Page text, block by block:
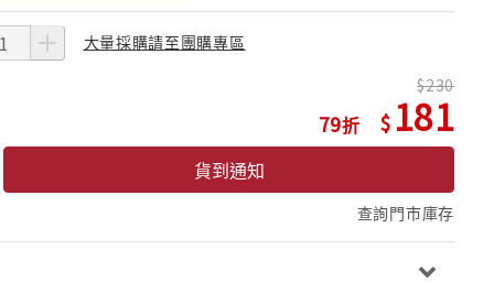
大量採購請至團購專區
79
230
181
貨到通知
查詢門市庫存